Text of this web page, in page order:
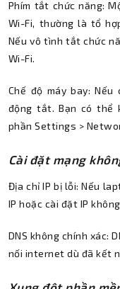
Phím tắt chức năng:
Wi-Fi, thường là tổ
Nếu vô tình tắt chức
Wi-Fi.
Chế độ máy bay:
động tắt. Bạn có thể
phần Settings >
Cài đặt mạng
Địa chỉ IP bị lỗi: Nếu
IP hoặc cài đặt IP
DNS không chính xác:
nối internet dù đã kết